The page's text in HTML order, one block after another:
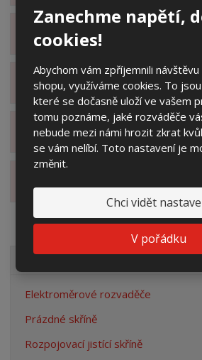
Zanechme napětí,
cookies!
Abychom vám zpříjemnili návštěvu
shopu, využíváme cookies. To
které se dočasně uloží ve vašem
tomu poznáme, jaké rozváděče
nebude mezi námi hrozit zkrat
se vám nelíbí. Toto nastavení je
změnit.
Chci vidět
V pořádku
Zobrazit specifikační body
Zobrazit technické parametry
Zobrazit hodnocení produktu
Elektroměrové rozvaděče
Prázdné skříně
Rozpojovací jistící skříně